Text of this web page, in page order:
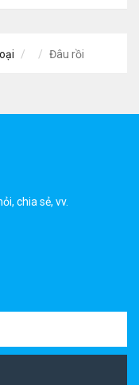
Đâu rồi
chia sẻ, vv.